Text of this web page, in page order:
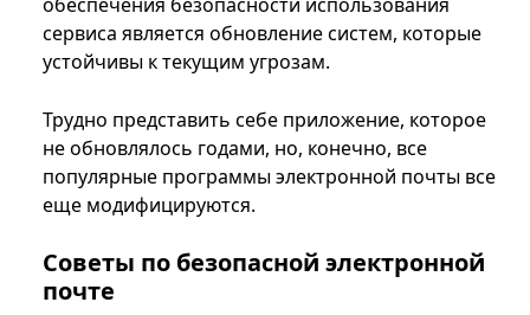
сервиса является обновление систем, которые
устойчивы к текущим угрозам.
Трудно представить себе приложение, которое
не обновлялось годами, но, конечно, все
популярные программы электронной почты все
еще модифицируются.
Советы по безопасной электронной
почте